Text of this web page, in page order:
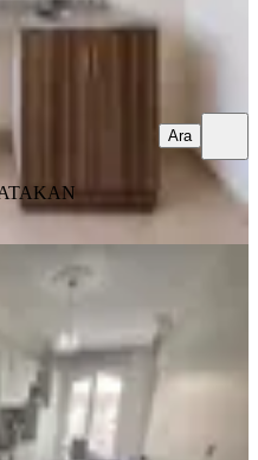
Ara
Cadde Üzerinde
Daire
Mahallesi
Kat· 02.08.2026